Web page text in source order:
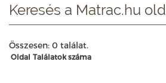
Keresés a Matrac.hu
Összesen: 0 találat.
Oldal Találatok száma